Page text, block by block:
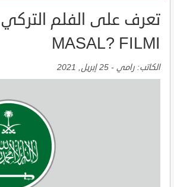
MASAL? FILMI
الكاتب: رامي - 25 إبريل, 2021